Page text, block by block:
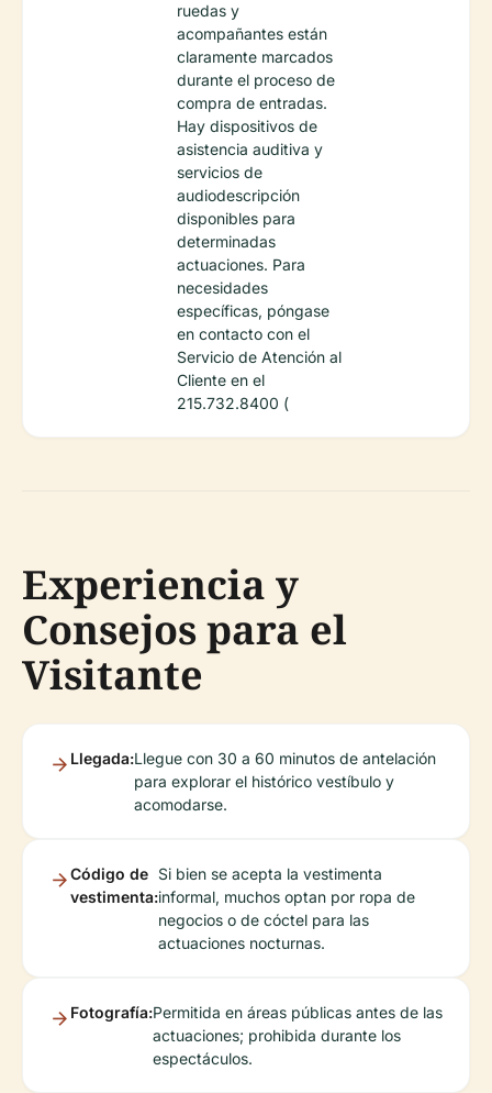
ruedas y
acompañantes están
claramente marcados
durante el proceso de
compra de entradas.
Hay dispositivos de
asistencia auditiva y
servicios de
audiodescripción
disponibles para
determinadas
actuaciones. Para
necesidades
específicas, póngase
en contacto con el
Servicio de Atención al
Cliente en el
215.732.8400 (
Experiencia y
Consejos para el
Visitante
Llegada:Llegue con 30 a 60 minutos de antelación
para explorar el histórico vestíbulo y
acomodarse.
Código de
vestimenta:
Si bien se acepta la vestimenta
informal, muchos optan por ropa de
negocios o de cóctel para las
actuaciones nocturnas.
Fotografía:Permitida en áreas públicas antes de las
actuaciones; prohibida durante los
espectáculos.